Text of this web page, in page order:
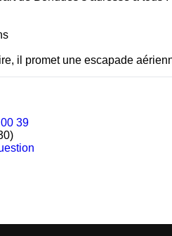
il promet une escapade
39